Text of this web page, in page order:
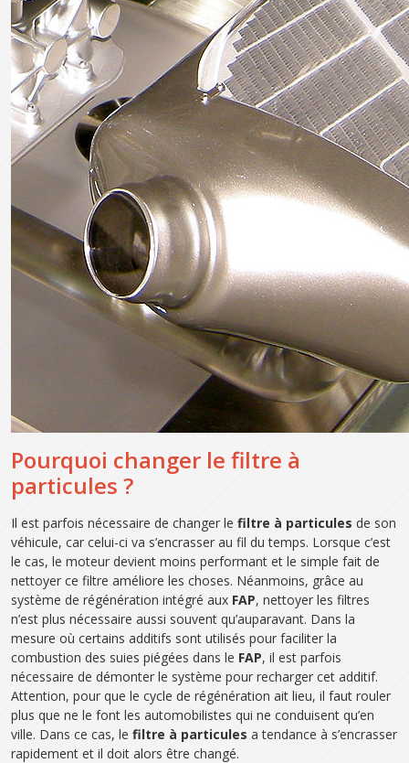
Pourquoi changer le filtre à
particules ?
Il est parfois nécessaire de changer le filtre à particules de son
véhicule, car celui-ci va s’encrasser au fil du temps. Lorsque c’est
le cas, le moteur devient moins performant et le simple fait de
nettoyer ce filtre améliore les choses. Néanmoins, grâce au
système de régénération intégré aux FAP, nettoyer les filtres
n’est plus nécessaire aussi souvent qu’auparavant. Dans la
mesure où certains additifs sont utilisés pour faciliter la
combustion des suies piégées dans le FAP, il est parfois
nécessaire de démonter le système pour recharger cet additif.
Attention, pour que le cycle de régénération ait lieu, il faut rouler
plus que ne le font les automobilistes qui ne conduisent qu’en
ville. Dans ce cas, le filtre à particules a tendance à s’encrasser
rapidement et il doit alors être changé.